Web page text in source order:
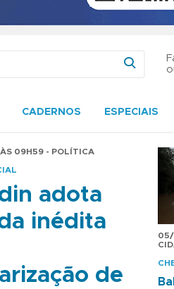
CADERNOS ESPECIAIS
de tiro é
09H59 - POLÍTICA
adota
inédita
de
05/